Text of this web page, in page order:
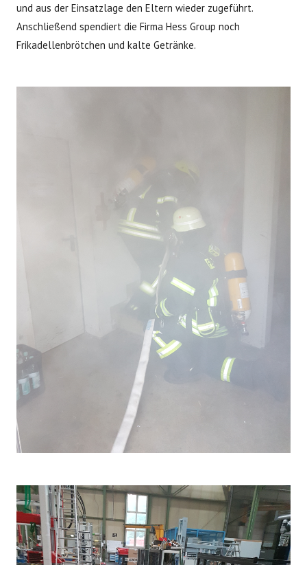
und aus der Einsatzlage den Eltern wieder zugeführt.
Anschließend spendiert die Firma Hess Group noch
Frikadellenbrötchen und kalte Getränke.